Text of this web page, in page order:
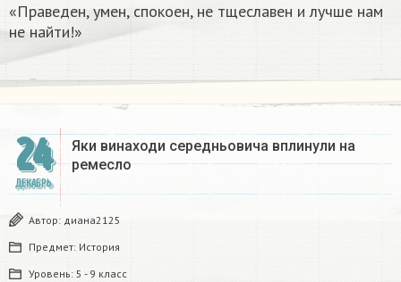
«Праведен, умен, спокоен, не тщеславен и лучше нам
не найти!»
24
ДЕКАБРЬ
Яки винаходи середньовича вплинули на
ремесло
Автор: диана2125
Предмет: История
Уровень: 5 - 9 класс